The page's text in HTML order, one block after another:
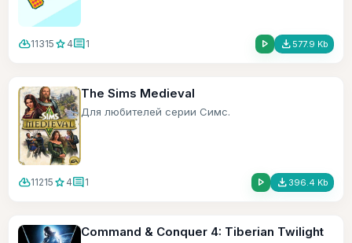
cloud_download11315 star 4comment1 play_arrow file_download 577.9 Kb
The Sims Medieval
Для любителей серии Симс.
cloud_download11215 star 4comment1 play_arrow file_download 396.4 Kb
Command & Conquer 4: Tiberian Twilight